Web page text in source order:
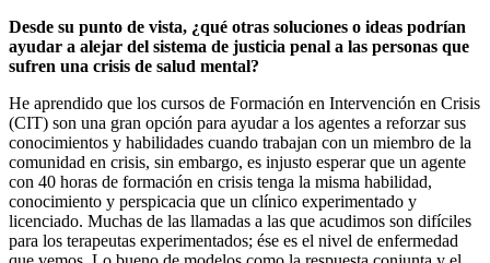
Desde su punto de vista, ¿qué otras soluciones o ideas podrían
ayudar a alejar del sistema de justicia penal a las personas que
sufren una crisis de salud mental?
He aprendido que los cursos de Formación en Intervención en Crisis
(CIT) son una gran opción para ayudar a los agentes a reforzar sus
conocimientos y habilidades cuando trabajan con un miembro de la
comunidad en crisis, sin embargo, es injusto esperar que un agente
con 40 horas de formación en crisis tenga la misma habilidad,
conocimiento y perspicacia que un clínico experimentado y
licenciado. Muchas de las llamadas a las que acudimos son difíciles
para los terapeutas experimentados; ése es el nivel de enfermedad